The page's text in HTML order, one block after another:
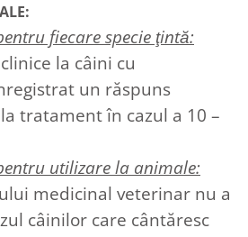
fiecare specie ţintă:
la câini cu
un răspuns
tratament în cazul a 10 –
utilizare la animale:
medicinal veterinar nu a
câinilor care cântăresc